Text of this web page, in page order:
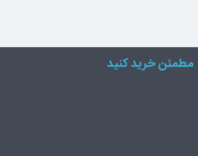
مطمئن خرید کنید